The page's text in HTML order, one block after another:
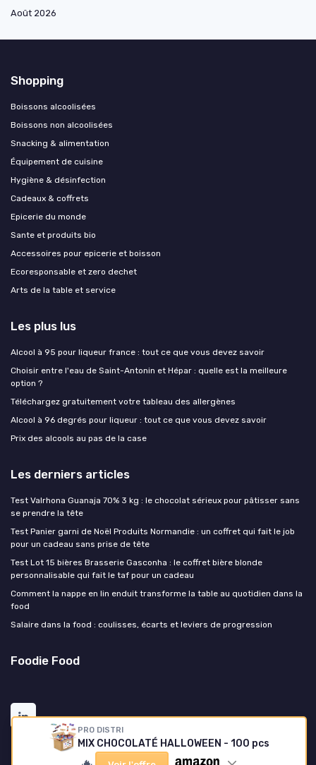
PRO DISTRI
MIX CHOCOLATÉ HALLOWEEN - 100 pcs
Août 2026
Shopping
Boissons alcoolisées
Boissons non alcoolisées
Snacking & alimentation
Équipement de cuisine
Hygiène & désinfection
Cadeaux & coffrets
Epicerie du monde
Sante et produits bio
Accessoires pour epicerie et boisson
Ecoresponsable et zero dechet
Arts de la table et service
Les plus lus
Alcool à 95 pour liqueur france : tout ce que vous devez savoir
Choisir entre l'eau de Saint-Antonin et Hépar : quelle est la meilleure
option ?
Téléchargez gratuitement votre tableau des allergènes
Alcool à 96 degrés pour liqueur : tout ce que vous devez savoir
Prix des alcools au pas de la case
Les derniers articles
Test Valrhona Guanaja 70% 3 kg : le chocolat sérieux pour pâtisser sans
se prendre la tête
Test Panier garni de Noël Produits Normandie : un coffret qui fait le job
pour un cadeau sans prise de tête
Test Lot 15 bières Brasserie Gasconha : le coffret bière blonde
personnalisable qui fait le taf pour un cadeau
Comment la nappe en lin enduit transforme la table au quotidien dans la
food
Salaire dans la food : coulisses, écarts et leviers de progression
Foodie Food